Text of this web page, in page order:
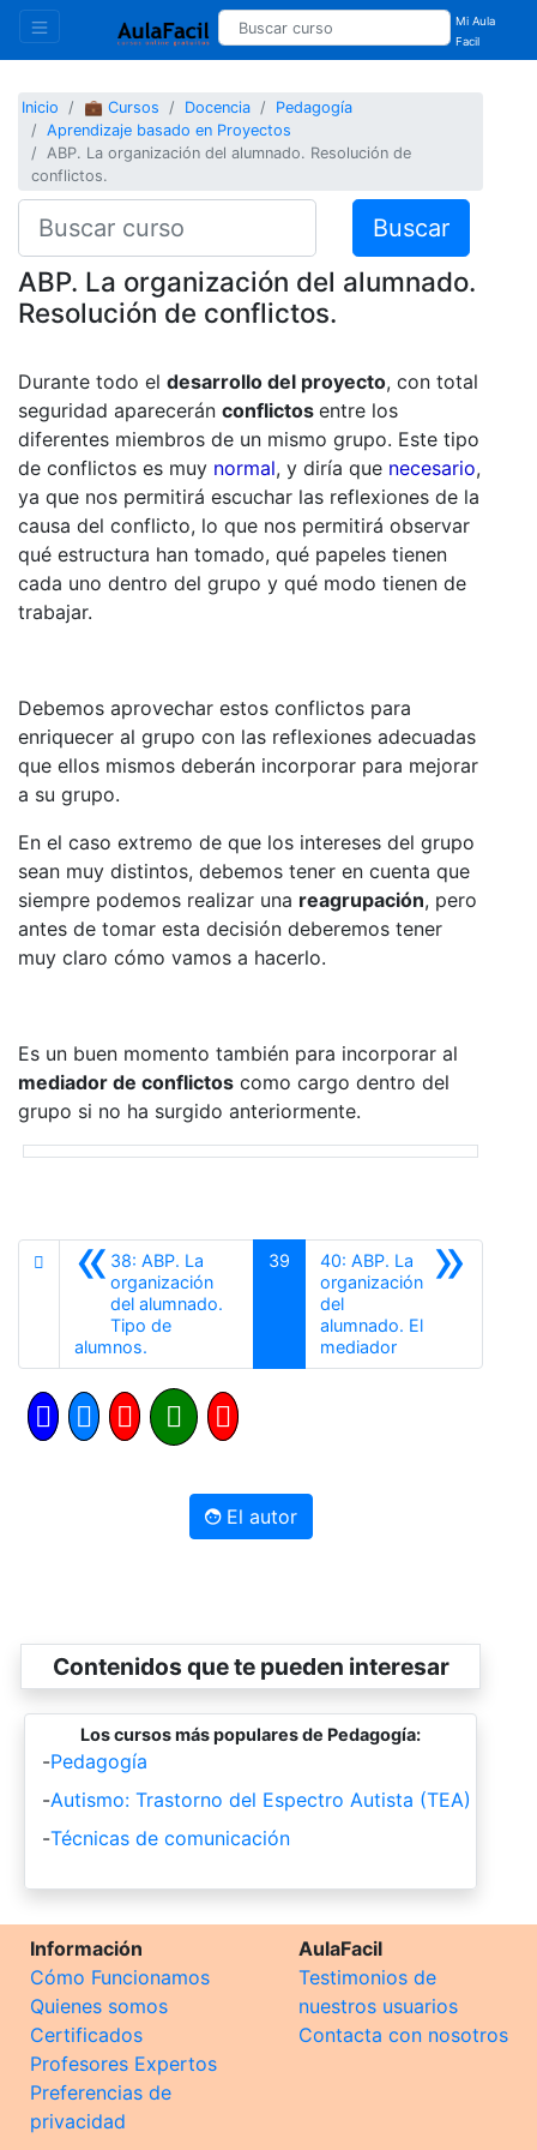
Mi Aula
Facil
Inicio 💼 Cursos Docencia
Pedagogía
Aprendizaje basado en Proyectos
ABP. La organización del alumnado. Resolución de
conflictos.
Buscar
ABP. La organización del alumnado.
Resolución de conflictos.
Durante todo el desarrollo del proyecto, con total
seguridad aparecerán conflictos entre los
diferentes miembros de un mismo grupo. Este tipo
de conflictos es muy normal, y diría que necesario,
ya que nos permitirá escuchar las reflexiones de la
causa del conflicto, lo que nos permitirá observar
qué estructura han tomado, qué papeles tienen
cada uno dentro del grupo y qué modo tienen de
trabajar.
Debemos aprovechar estos conflictos para
enriquecer al grupo con las reflexiones adecuadas
que ellos mismos deberán incorporar para mejorar
a su grupo.
En el caso extremo de que los intereses del grupo
sean muy distintos, debemos tener en cuenta que
siempre podemos realizar una reagrupación, pero
antes de tomar esta decisión deberemos tener
muy claro cómo vamos a hacerlo.
Es un buen momento también para incorporar al
mediador de conflictos como cargo dentro del
grupo si no ha surgido anteriormente.
«38: ABP. La
organización
del alumnado.
Tipo de
alumnos.
39 »
40: ABP. La
organización
del
alumnado. El
mediadorSiguiente
El autor
Contenidos que te pueden interesar
Los cursos más populares de Pedagogía:
-Pedagogía
-Autismo: Trastorno del Espectro Autista (TEA)
-Técnicas de comunicación
Información
Cómo Funcionamos
Quienes somos
Certificados
Profesores Expertos
Preferencias de
privacidad
AulaFacil
Testimonios de
nuestros usuarios
Contacta con nosotros